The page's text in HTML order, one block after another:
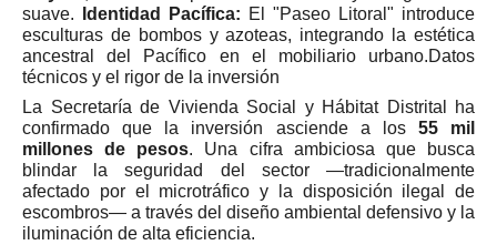
suave.
Identidad Pacífica: El "Paseo Litoral" introduce
esculturas de bombos y azoteas, integrando la estética
ancestral del Pacífico en el mobiliario urbano.Datos
técnicos y el rigor de la inversión
La Secretaría de Vivienda Social y Hábitat Distrital ha
confirmado que la inversión asciende a los 55 mil
millones de pesos. Una cifra ambiciosa que busca
blindar la seguridad del sector —tradicionalmente
afectado por el microtráfico y la disposición ilegal de
escombros— a través del diseño ambiental defensivo y la
iluminación de alta eficiencia.